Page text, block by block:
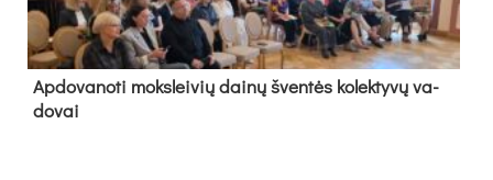
Ap­do­va­no­ti moks­lei­vių dai­nų šven­tės ko­lek­ty­vų va­
do­vai